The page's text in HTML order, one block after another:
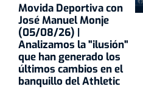
Movida Deportiva con
José Manuel Monje
(05/08/26) |
Analizamos la "ilusión"
que han generado los
últimos cambios en el
banquillo del Athletic